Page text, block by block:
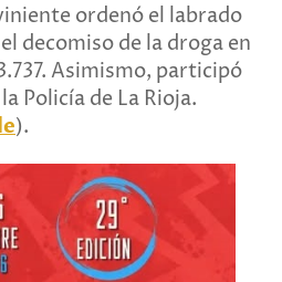
ordenó el labrado
decomiso de la droga en
Asimismo, participó
Policía de La Rioja.
).